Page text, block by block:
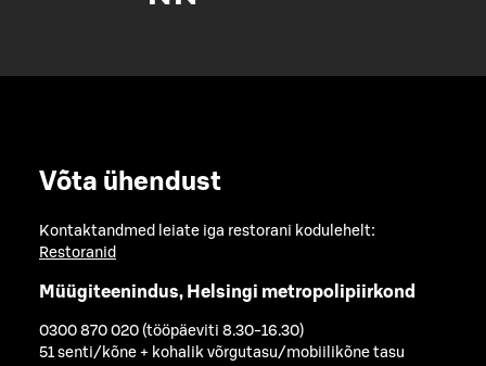
Võta ühendust
Kontaktandmed leiate iga restorani kodulehelt:
Restoranid
Müügiteenindus, Helsingi metropolipiirkond
0300 870 020 (tööpäeviti 8.30-16.30)
51 senti/kõne + kohalik võrgutasu/mobiilikõne tasu